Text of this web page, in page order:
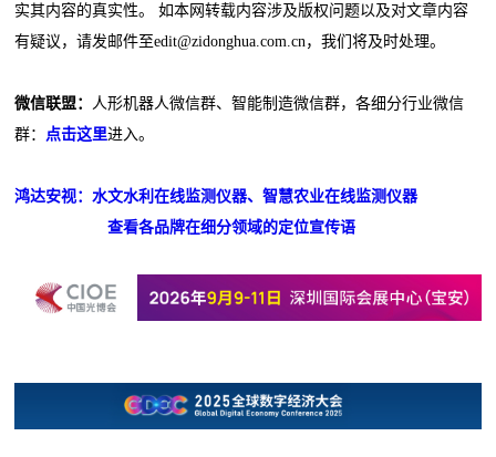
实其内容的真实性。 如本网转载内容涉及版权问题以及对文章内容
有疑议，请发邮件至edit@zidonghua.com.cn，我们将及时处理。
微信联盟： 人形机器人微信群、智能制造微信群，各细分行业微信
群： 点击这里进入。
鸿达安视：水文水利在线监测仪器、智慧农业在线监测仪器
查看各品牌在细分领域的定位宣传语